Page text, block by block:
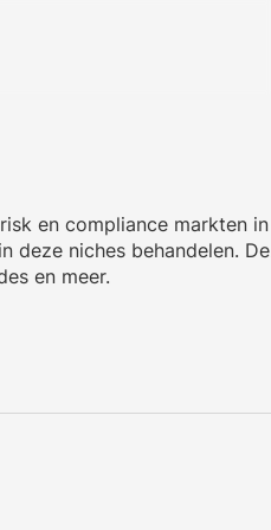
en compliance markten
deze niches behandelen.
en meer.